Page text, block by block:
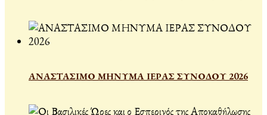
ΑΝΑΣΤΑΣΙΜΟ ΜΗΝΥΜΑ ΙΕΡΑΣ ΣΥΝΟΔΟΥ 2026